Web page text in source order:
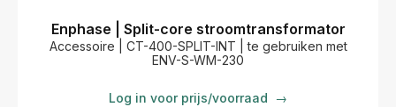
Enphase | Split-core stroomtransformator
Accessoire | CT-400-SPLIT-INT | te gebruiken met
ENV-S-WM-230
Log in voor prijs/voorraad →